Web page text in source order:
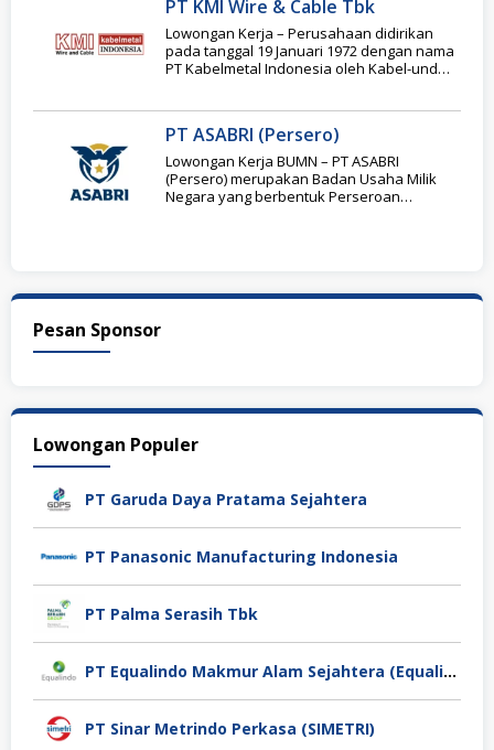
PT KMI Wire & Cable Tbk
Lowongan Kerja – Perusahaan didirikan
pada tanggal 19 Januari 1972 dengan nama
PT Kabelmetal Indonesia oleh Kabel-und
PT ASABRI (Persero)
Lowongan Kerja BUMN – PT ASABRI
(Persero) merupakan Badan Usaha Milik
Negara yang berbentuk Perseroan
Pesan Sponsor
Lowongan Populer
PT Garuda Daya Pratama Sejahtera
PT Panasonic Manufacturing Indonesia
PT Palma Serasih Tbk
PT Equalindo Makmur Alam Sejahtera (Equalindo Group)
PT Sinar Metrindo Perkasa (SIMETRI)